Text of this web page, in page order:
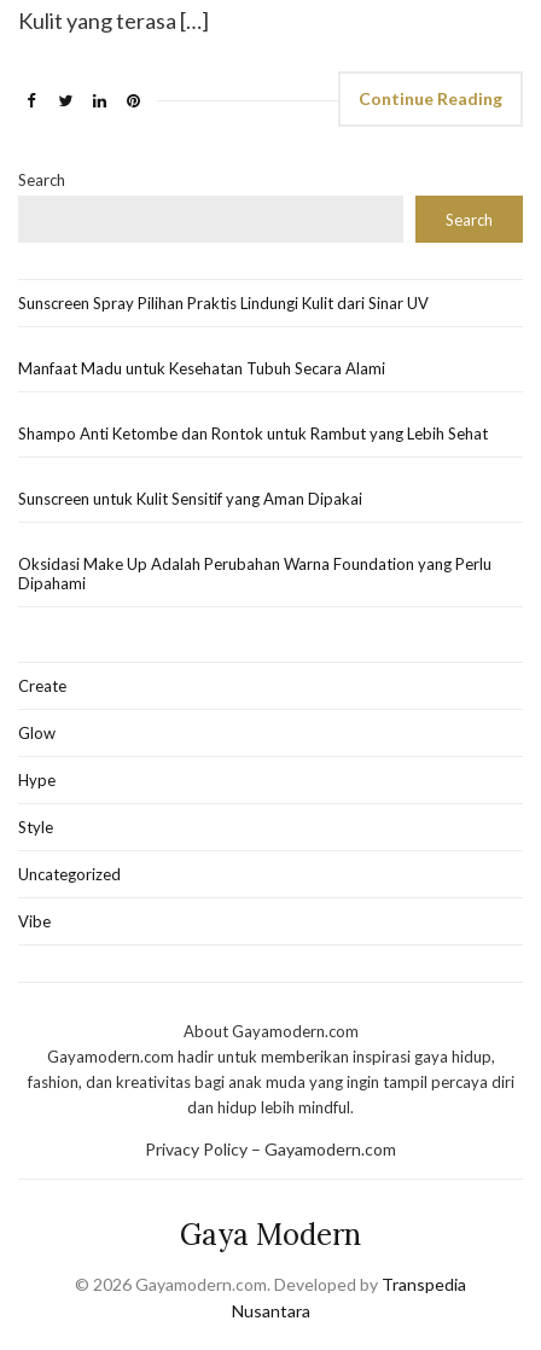
Kulit yang terasa […]
Continue Reading
Search
Search
Sunscreen Spray Pilihan Praktis Lindungi Kulit dari Sinar UV
Manfaat Madu untuk Kesehatan Tubuh Secara Alami
Shampo Anti Ketombe dan Rontok untuk Rambut yang Lebih Sehat
Sunscreen untuk Kulit Sensitif yang Aman Dipakai
Oksidasi Make Up Adalah Perubahan Warna Foundation yang Perlu
Dipahami
Create
Glow
Hype
Style
Uncategorized
Vibe
About Gayamodern.com
Gayamodern.com hadir untuk memberikan inspirasi gaya hidup,
fashion, dan kreativitas bagi anak muda yang ingin tampil percaya diri
dan hidup lebih mindful.
Privacy Policy – Gayamodern.com
Gaya Modern
© 2026 Gayamodern.com. Developed by Transpedia
Nusantara